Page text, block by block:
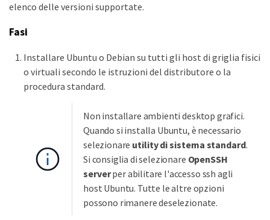
elenco delle versioni supportate.
Fasi
Installare Ubuntu o Debian su tutti gli host di griglia fisici
o virtuali secondo le istruzioni del distributore o la
procedura standard.
Non installare ambienti desktop grafici.
Quando si installa Ubuntu, è necessario
selezionare utility di sistema standard.
Si consiglia di selezionare OpenSSH
serverper abilitare l'accesso ssh agli
host Ubuntu. Tutte le altre opzioni
possono rimanere deselezionate.